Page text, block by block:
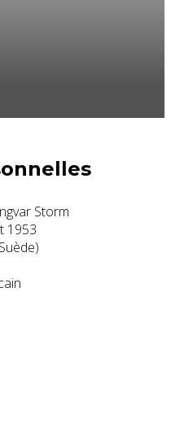
Storm
1953